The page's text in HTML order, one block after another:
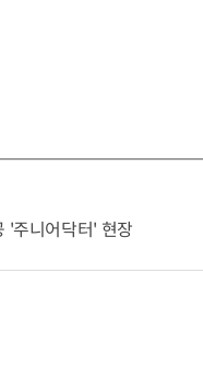
'주니어닥터' 현장